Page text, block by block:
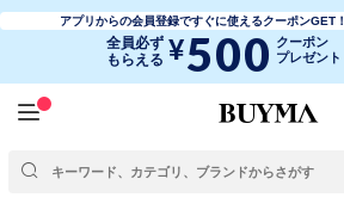
アプリからの会員登録ですぐに使えるクーポンGET！
全員必ず
もらえる ¥500 クーポン
プレゼント